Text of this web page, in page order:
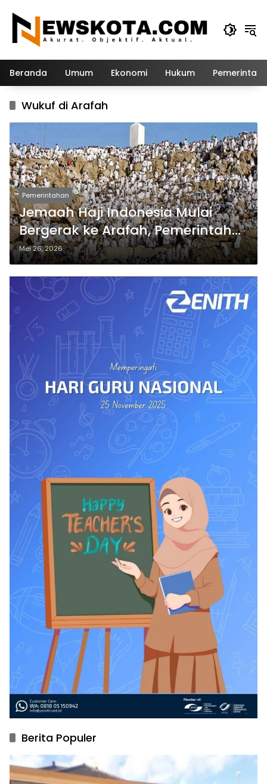
konten
Beranda Umum Ekonomi Hukum
Wukuf di Arafah
Pemerintahan
Jemaah Haji Indonesia Mulai
Bergerak ke Arafah, Pemerintah
Pastikan Proses Berjalan Lancar
Mei 26, 2026
Berita Populer